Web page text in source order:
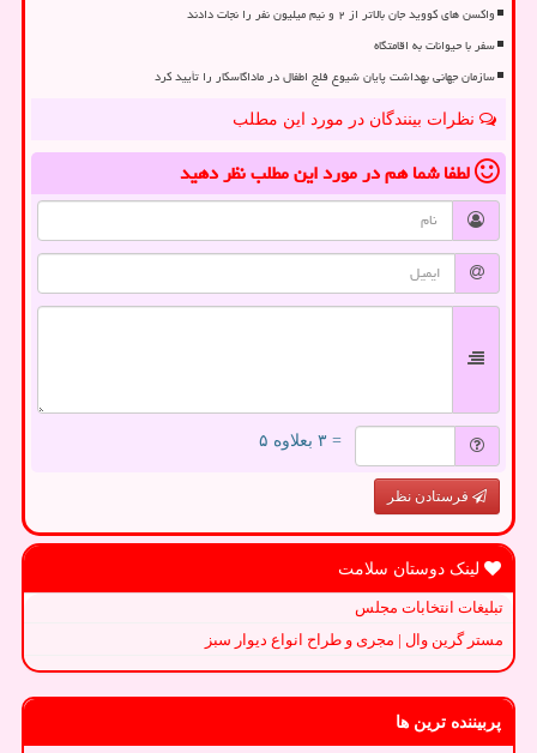
واکسن های کووید جان بالاتر از ۲ و نیم میلیون نفر را نجات دادند
سفر با حیوانات به اقامتگاه
سازمان جهانی بهداشت پایان شیوع فلج اطفال در ماداگاسکار را تأیید کرد
نظرات بینندگان در مورد این مطلب
لطفا شما همدر مورد این مطلبنظر دهید
= ۳ بعلاوه ۵
فرستادن نظر
لینک دوستان سلامت
تبلیغات انتخابات مجلس
مستر گرین وال | مجری و طراح انواع دیوار سبز
پربیننده ترین ها